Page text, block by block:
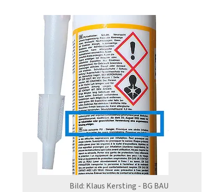
Bild: Klaus Kersting - BG BAU